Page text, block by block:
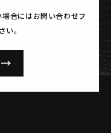
場合にはお問い合わせフ
い。